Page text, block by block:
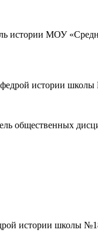
истории МОУ
истории
общественных
истории школы